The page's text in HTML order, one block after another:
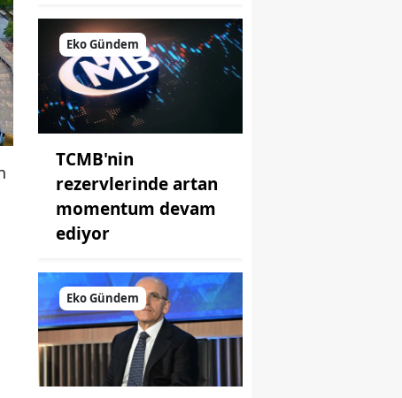
Eko Gündem
TCMB'nin
rezervlerinde artan
momentum devam
ediyor
Eko Gündem